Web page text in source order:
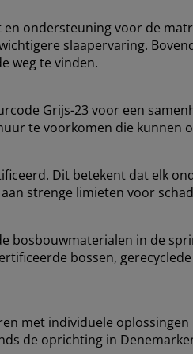
ondersteuning voor de
slaapervaring.
weg te vinden.
Grijs-23 voor een
te voorkomen die kunnen
Dit betekent dat elk
strenge limieten voor
bosbouwmaterialen in de
bossen,
met individuele
de oprichting in